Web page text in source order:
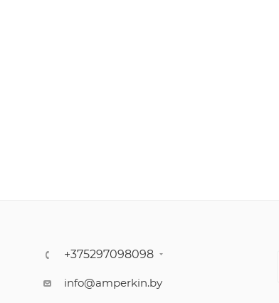
+375297098098
info@amperkin.by